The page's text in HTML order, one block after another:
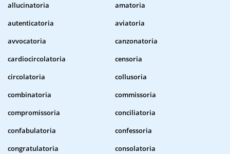
allucinatoria
amatoria
autenticatoria
aviatoria
avvocatoria
canzonatoria
cardiocircolatoria
censoria
circolatoria
collusoria
combinatoria
commissoria
compromissoria
conciliatoria
confabulatoria
confessoria
congratulatoria
consolatoria